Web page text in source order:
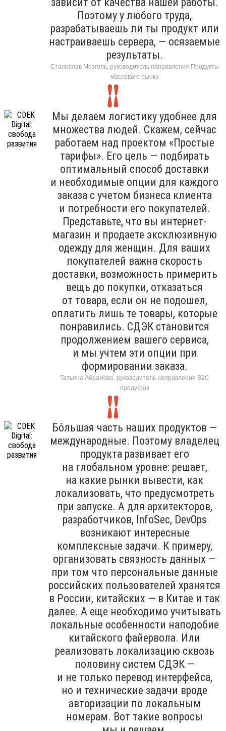
Поэтому у любого труда,
разрабатываешь ли ты продукт или
настраиваешь сервера, — осязаемые
результаты.
Станислав Мозгель, руководитель направления Продукты
массового рынка
Мы делаем логистику удобнее для
множества людей. Скажем, сейчас
работаем над проектом «Простые
тарифы». Его цель — подбирать
оптимальный способ доставки
и необходимые опции для каждого
заказа с учетом бизнеса клиента
и потребности его покупателей.
Представьте, что вы интернет-
магазин и продаете эксклюзивную
одежду для женщин. Для ваших
покупателей важна скорость
доставки, возможность примерить
вещь до покупки, отказаться
от товара, если он не подошел,
оплатить лишь те товары, которые
понравились. СДЭК становится
продолжением вашего сервиса,
и мы учтем эти опции при
формировании заказа.
Татьяна Абрамова, руководитель направления B2C
продуктов
Бо́льшая часть наших продуктов —
международные. Поэтому владелец
продукта развивает его
на глобальном уровне: решает,
на какие рынки вывести, как
локализовать, что предусмотреть
при запуске. А для архитекторов,
разработчиков, InfoSec, DevOps
возникают интересные
комплексные задачи. К примеру,
организовать связность данных —
при том что персональные данные
российских пользователей хранятся
в России, китайских — в Китае и так
далее. А еще необходимо учитывать
локальные особенности наподобие
китайского файервола. Или
реализовать локализацию сквозь
половину систем СДЭК —
и не только перевод интерфейса,
но и технические задачи вроде
авторизации по локальным
номерам. Вот такие вопросы